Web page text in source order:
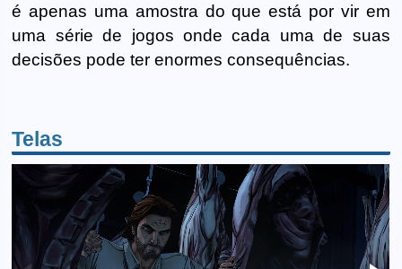
é apenas uma amostra do que está por vir em
uma série de jogos onde cada uma de suas
decisões pode ter enormes consequências.
Telas